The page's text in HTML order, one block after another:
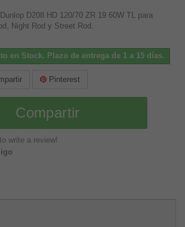
D208 HD 120/70 ZR 19 60W TL para
Night Rod y Street Rod.
en Stock. Plazo de entrega de 1 a 15 días.
Pinterest
Compartir
write a review!